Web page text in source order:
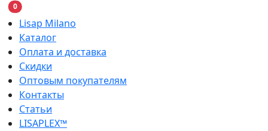
0В корзину
Lisap Milano
Каталог
Оплата и доставка
Скидки
Оптовым покупателям
Контакты
Статьи
LISAPLEX™